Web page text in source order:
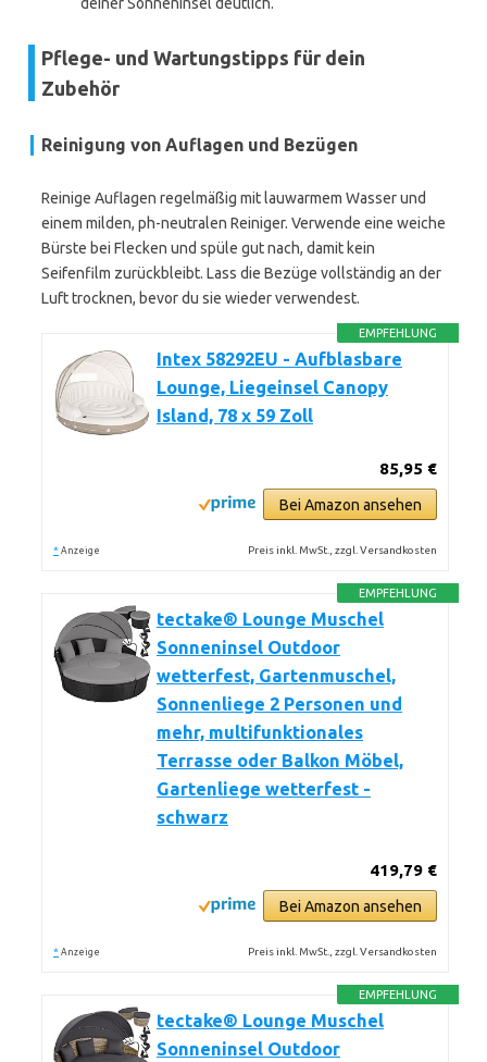
Pflege- und Wartungstipps für dein
Zubehör
Reinigung von Auflagen und Bezügen
Reinige Auflagen regelmäßig mit lauwarmem Wasser und
einem milden, ph-neutralen Reiniger. Verwende eine weiche
Bürste bei Flecken und spüle gut nach, damit kein
Seifenfilm zurückbleibt. Lass die Bezüge vollständig an der
Luft trocknen, bevor du sie wieder verwendest.
EMPFEHLUNG
Intex 58292EU - Aufblasbare
Lounge, Liegeinsel Canopy
Island, 78 x 59 Zoll
85,95 €
Bei Amazon ansehen
* Anzeige Preis inkl. MwSt., zzgl. Versandkosten
EMPFEHLUNG
tectake® Lounge Muschel
Sonneninsel Outdoor
wetterfest, Gartenmuschel,
Sonnenliege 2 Personen und
mehr, multifunktionales
Terrasse oder Balkon Möbel,
Gartenliege wetterfest -
schwarz
419,79 €
Bei Amazon ansehen
* Anzeige Preis inkl. MwSt., zzgl. Versandkosten
EMPFEHLUNG
tectake® Lounge Muschel
Sonneninsel Outdoor